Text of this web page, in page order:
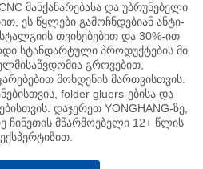
მანქანარებასა და უბრუნებელი
ეს წყლები გამოჩნდებიან ანტი-
თვისებებით და 30%-ით
სტანდარტული პროდუქტების მი
გროვებით,
მოხდენის მართვისთვის.
folder gluers-ებისა და
დაჯერეთ YONGHANG-ზე,
ჩინეთის მწარმოებელი 12+ წლის